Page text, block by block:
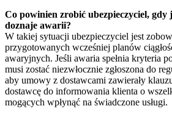
Co powinien zrobić ubezpieczyciel, gdy
doznaje awarii?
W takiej sytuacji ubezpieczyciel jest
przygotowanych wcześniej planów
awaryjnych. Jeśli awaria spełnia kryteria
musi zostać niezwłocznie zgłoszona do
aby umowy z dostawcami zawierały
dostawcę do informowania klienta o
mogących wpłynąć na świadczone usługi.